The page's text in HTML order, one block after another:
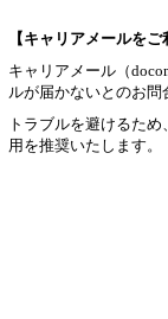
【キャリアメールをご
キャリアメール（
ルが届かないとのお問
トラブルを避けるた
用を推奨いたします。